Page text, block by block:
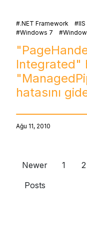
.NET Framework IIS
Windows 7
Integrated"
hatasını
Ağu 11, 2010
Newer
Posts
1 2